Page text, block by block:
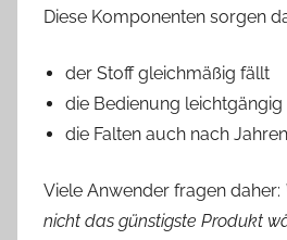
Diese Komponenten sorgen
der Stoff gleichmäßig fällt
die Bedienung
die Falten auch nach
Viele Anwender fragen daher:
nicht das günstigste Produkt